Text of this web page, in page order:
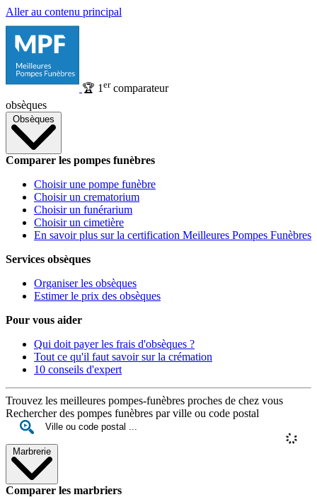
Aller au contenu principal
🏆 1 ercomparateur
obsèques
Obsèques
Comparer les pompes funèbres
Choisir une pompe funèbre
Choisir un crematorium
Choisir un funérarium
Choisir un cimetière
En savoir plus sur la certification Meilleures Pompes Funèbres
Services obsèques
Organiser les obsèques
Estimer le prix des obsèques
Pour vous aider
Qui doit payer les frais d'obsèques ?
Tout ce qu'il faut savoir sur la crémation
10 conseils d'expert
Trouvez les meilleures pompes-funèbres proches de chez vous
Rechercher des pompes funèbres par ville ou code postal
Marbrerie
Comparer les marbriers